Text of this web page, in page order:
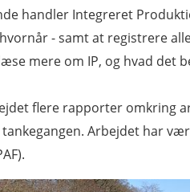
handler Integreret
- samt at registrere
mere om IP, og hvad det
flere rapporter omkring
tankegangen. Arbejdet har